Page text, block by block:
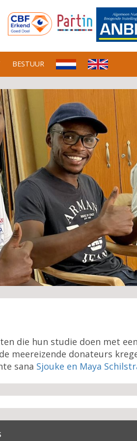
BESTUUR
die hun studie doen met
meereizende donateurs
sana Sjouke en Maya